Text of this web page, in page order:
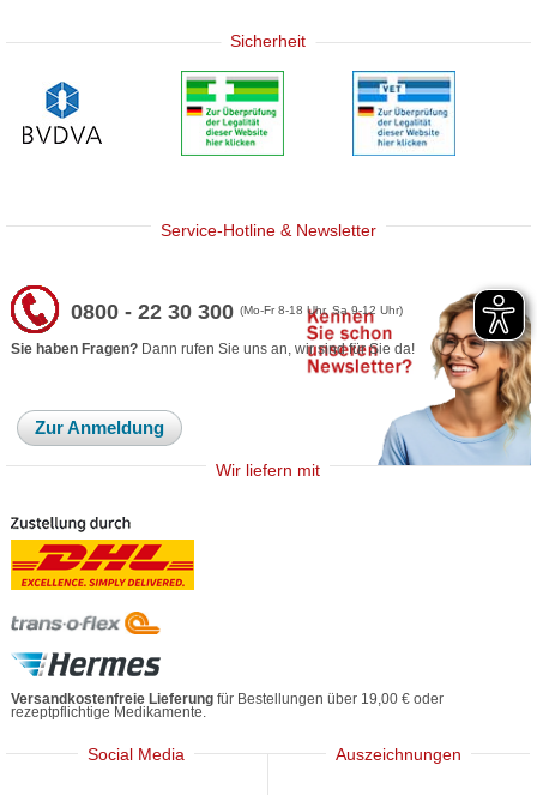
Sicherheit
Service-Hotline & Newsletter
0800 - 22 30 300(Mo-Fr 8-18 Uhr, Sa 9-12 Uhr)
Sie haben Fragen? Dann rufen Sie uns an, wir sind für Sie da!
Zur Anmeldung
Wir liefern mit
Versandkostenfreie Lieferung für Bestellungen über 19,00 € oder
rezeptpflichtige Medikamente.
Social Media Auszeichnungen